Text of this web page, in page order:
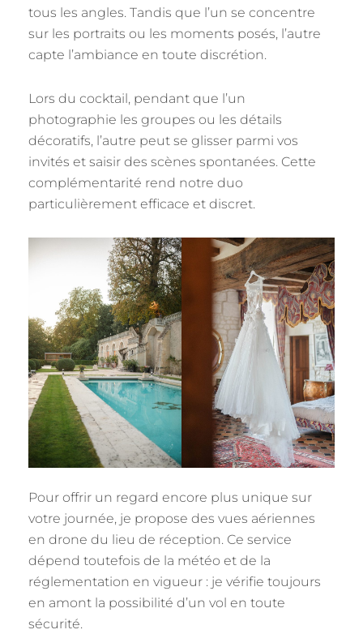
tous les angles. Tandis que l’un se concentre
sur les portraits ou les moments posés, l’autre
capte l’ambiance en toute discrétion.
Lors du cocktail, pendant que l’un
photographie les groupes ou les détails
décoratifs, l’autre peut se glisser parmi vos
invités et saisir des scènes spontanées. Cette
complémentarité rend notre duo
particulièrement efficace et discret.
Pour offrir un regard encore plus unique sur
votre journée, je propose des vues aériennes
en drone du lieu de réception. Ce service
dépend toutefois de la météo et de la
réglementation en vigueur : je vérifie toujours
en amont la possibilité d’un vol en toute
sécurité.